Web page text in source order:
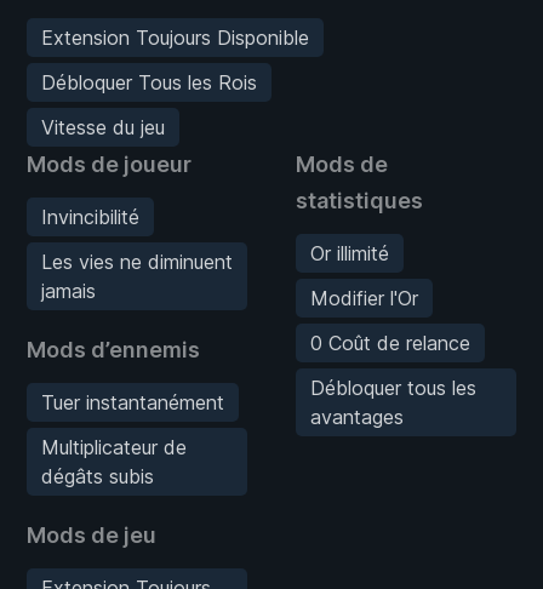
Extension Toujours Disponible
Débloquer Tous les Rois
Vitesse du jeu
Mods de joueur
Invincibilité
Les vies ne diminuent
jamais
Mods d’ennemis
Tuer instantanément
Multiplicateur de
dégâts subis
Mods de jeu
Mods de
statistiques
Or illimité
Modifier l'Or
0 Coût de relance
Débloquer tous les
avantages